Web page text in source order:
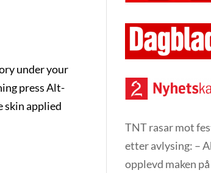
under your
press Alt-
skin applied
TNT rasar mot
etter avlysing: –
opplevd maken